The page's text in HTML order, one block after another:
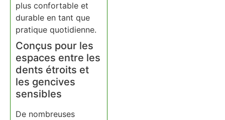
plus confortable et
durable en tant que
pratique quotidienne.
Conçus pour les
espaces entre les
dents étroits et
les gencives
sensibles
De nombreuses